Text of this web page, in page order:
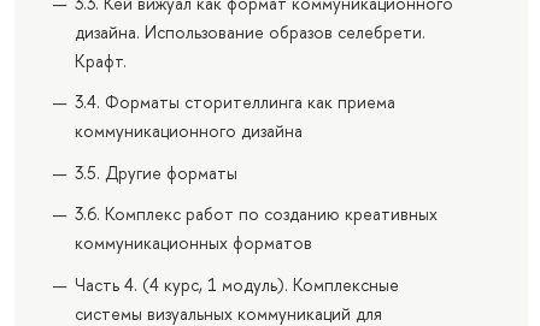
дизайна. Использование образов селебрети.
Крафт.
3.4. Форматы сторителлинга как приема
коммуникационного дизайна
3.5. Другие форматы
3.6. Комплекс работ по созданию креативных
коммуникационных форматов
Часть 4. (4 курс, 1 модуль). Комплексные
системы визуальных коммуникаций для